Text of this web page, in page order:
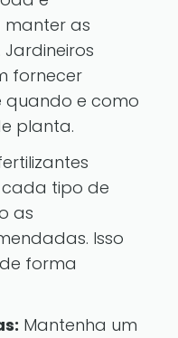
as
fornecer
quando e como
planta.
tipo de
as
Isso
forma
Mantenha um